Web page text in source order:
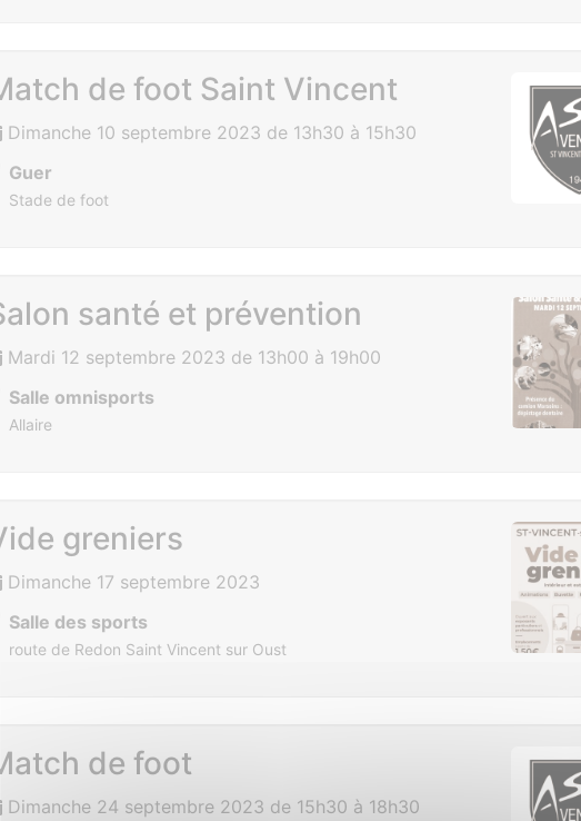
de foot Saint Vincent
Dimanche 10 septembre 2023 de 13h30 à 15h30
Guer
Stade de foot
santé et prévention
Mardi 12 septembre 2023 de 13h00 à 19h00
Salle omnisports
Allaire
greniers
Dimanche 17 septembre 2023
Salle des sports
route de Redon Saint Vincent sur Oust
de foot
Dimanche 24 septembre 2023 de 15h30 à 18h30